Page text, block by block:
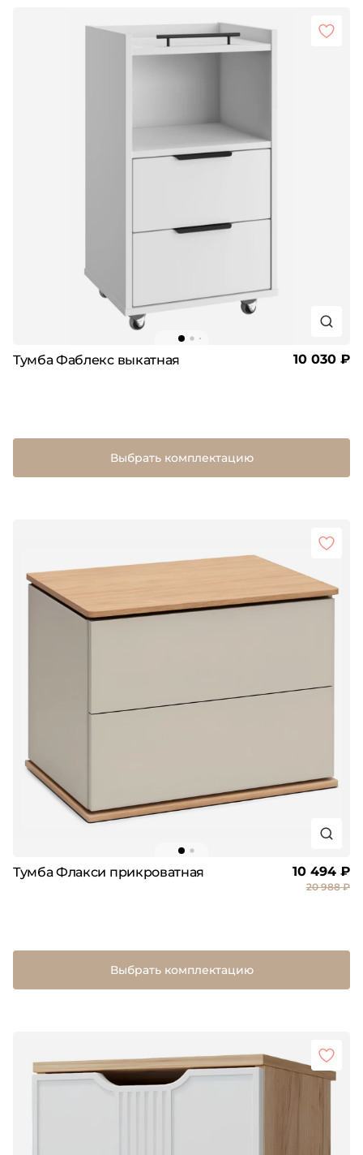
Тумба Фаблекс выкатная 10 030 ₽
Выбрать комплектацию
Тумба Флакси прикроватная 10 494 ₽
20 988 ₽
Выбрать комплектацию